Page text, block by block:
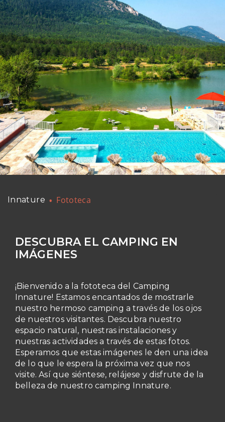
Innature Fototeca
DESCUBRA EL CAMPING EN
IMÁGENES
¡Bienvenido a la fototeca del Camping
Innature! Estamos encantados de mostrarle
nuestro hermoso camping a través de los ojos
de nuestros visitantes. Descubra nuestro
espacio natural, nuestras instalaciones y
nuestras actividades a través de estas fotos.
Esperamos que estas imágenes le den una idea
de lo que le espera la próxima vez que nos
visite. Así que siéntese, relájese y disfrute de la
belleza de nuestro camping Innature.